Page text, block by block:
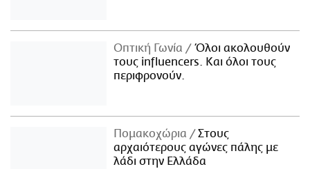
Οπτική Γωνία
Όλοι ακολουθούν
τους influencers. Και όλοι τους
περιφρονούν.
Πομακοχώρια
Στους
αρχαιότερους αγώνες πάλης με
λάδι στην Ελλάδα